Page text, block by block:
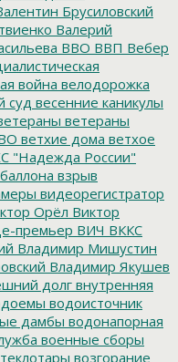
Брусиловский
Валерий
ВВО ВВП Вебер
война велодорожка
суд весенние каникулы
ветераны
ветхие дома ветхое
"Надежда России"
взрыв
видеорегистратор
Орёл Виктор
премьер ВИЧ ВККС
Владимир Мишустин
Владимир Якушев
долг внутренняя
водоисточник
дамбы водонапорная
военные сборы
возгорание